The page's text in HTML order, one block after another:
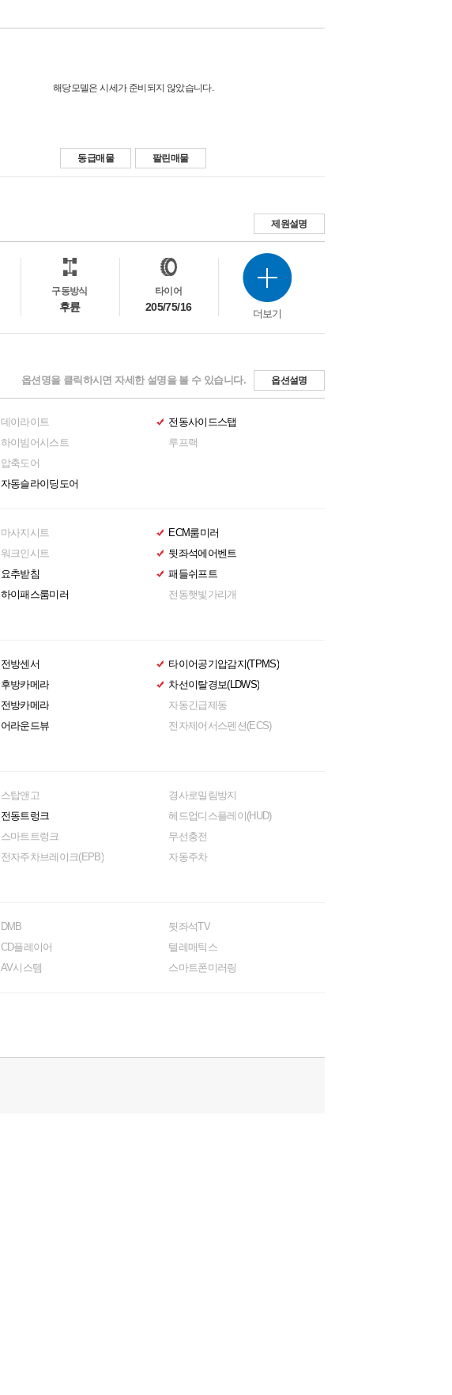
해당모델은 시세가 준비되지 않았습니다.
동급매물 팔린매물
제원설명
구동방식
후륜
타이어
205/75/16
더보기
옵션명을 클릭하시면 자세한 설명을 볼 수 있습니다. 옵션설명
데이라이트
하이빔어시스트
압축도어
자동슬라이딩도어
전동사이드스탭
루프랙
마사지시트
워크인시트
요추받침
하이패스룸미러
ECM룸미러
뒷좌석에어벤트
패들쉬프트
전동햇빛가리개
전방센서
후방카메라
전방카메라
어라운드뷰
타이어공기압감지(TPMS)
차선이탈경보(LDWS)
자동긴급제동
전자제어서스펜션(ECS)
스탑앤고
전동트렁크
스마트트렁크
전자주차브레이크(EPB)
경사로밀림방지
헤드업디스플레이(HUD)
무선충전
자동주차
DMB
CD플레이어
AV시스템
뒷좌석TV
텔레매틱스
스마트폰미러링